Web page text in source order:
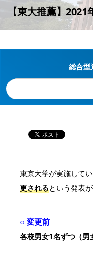
【東大推薦】
総合型
東京大学が実施してい
更されるという発表が
○ 変更前
各校男女1名ずつ（男